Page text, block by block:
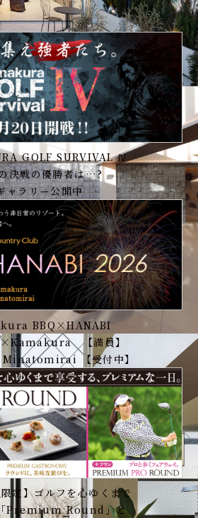
GOLF SURVIVAL Ⅳ
決戦の優勝者は…?
ャラリー公開中
BBQ×HANABI
【満員】
【受付中】
定】ゴルフを心ゆくまで
Premium Round 」と